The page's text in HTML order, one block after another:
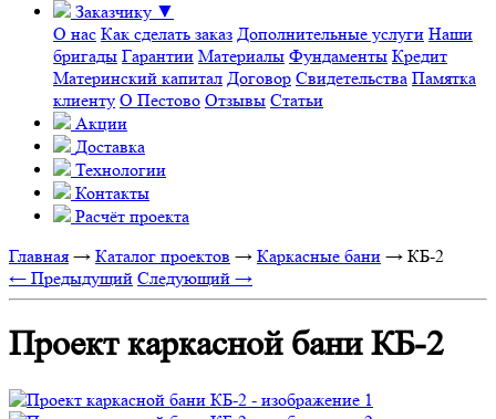
Заказчику ▼
О нас Как сделать заказ Дополнительные услуги Наши
бригады Гарантии Материалы Фундаменты Кредит
Материнский капитал Договор Свидетельства Памятка
клиенту О Пестово Отзывы Статьи
Акции
Доставка
Технологии
Контакты
Расчёт проекта
Главная → Каталог проектов → Каркасные бани → КБ-2
← Предыдущий Следующий →
Проект каркасной бани КБ-2